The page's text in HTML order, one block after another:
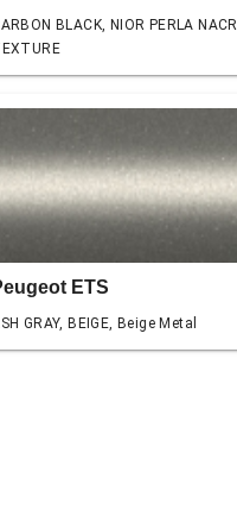
BLACK, NIOR PERLA
ETS
GRAY, BEIGE, Beige Metal